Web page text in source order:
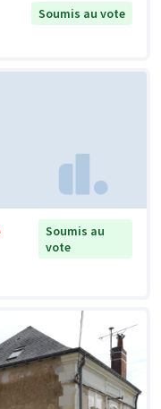
Soumis au vote
Soumis au
vote